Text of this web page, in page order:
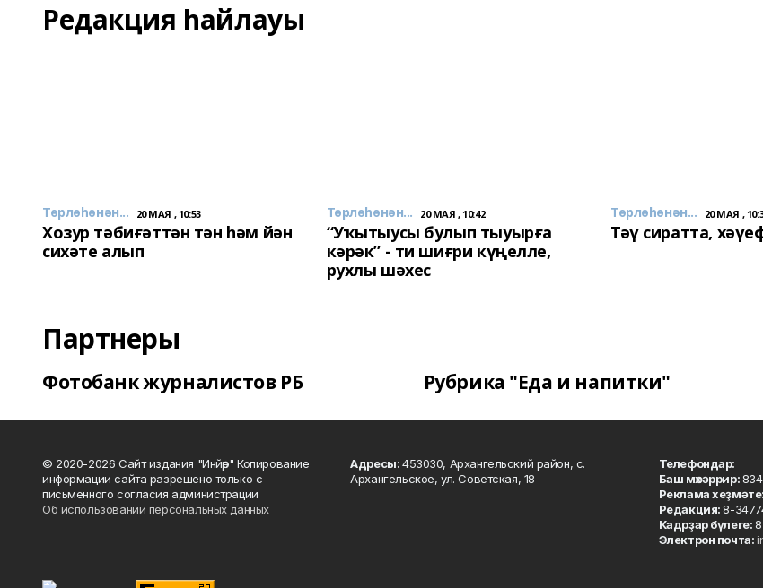
Редакция һайлауы
Төрлөһөнән... 20 МАЯ , 10:53
Хозур тәбиғәттән тән һәм йән
сихәте алып
Төрлөһөнән... 20 МАЯ , 10:42
“Уҡытыусы булып тыуырға
кәрәк” - ти шиғри күңелле,
рухлы шәхес
Төрлөһөнән... 20 МАЯ ,
Тәү сиратта,
Партнеры
Фотобанк журналистов РБ Рубрика "Еда и напитки"
© 2020-2026 Сайт издания "Инйәр" Копирование
информации сайта разрешено только с
письменного согласия администрации
Об использовании персональных данных
Адресы:453030, Архангельский район, с.
Архангельское, ул. Советская, 18
Телефондар:
Баш мөхәррир:
Реклама хеҙмәте:
Редакция:8-
Кадрҙар бүлеге:
Электрон почта: